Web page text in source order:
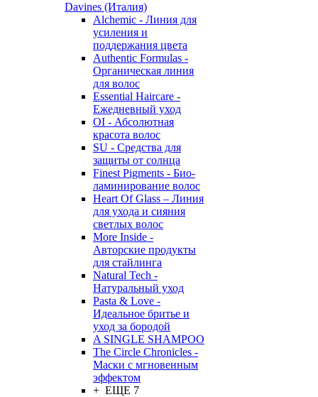
Davines (Италия)
Alchemic - Линия для
усиления и
поддержания цвета
Authentic Formulas -
Органическая линия
для волос
Essential Haircare -
Eжедневный уход
OI - Абсолютная
красота волос
SU - Средства для
защиты от солнца
Finest Pigments - Био-
ламинирование волос
Heart Of Glass – Линия
для ухода и сияния
светлых волос
More Inside -
Авторские продукты
для стайлинга
Natural Tech -
Натуральный уход
Pasta & Love -
Идеальное бритье и
уход за бородой
A SINGLE SHAMPOO
The Circle Chronicles -
Маски с мгновенным
эффектом
+ ЕЩЕ 7